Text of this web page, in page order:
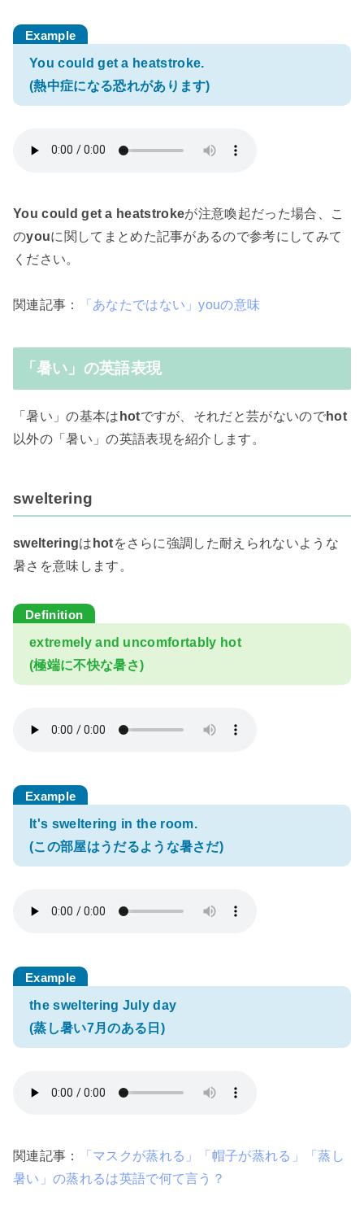
You could get a heatstroke.
(熱中症になる恐れがあります)
You could get a heatstrokeが注意喚起だった場合、こ
のyouに関してまとめた記事があるので参考にしてみて
ください。
関連記事： 「あなたではない」youの意味
「暑い」の英語表現
「暑い」の基本は hotですが、それだと芸がないのでhot
以外の「暑い」の英語表現を紹介します。
sweltering
swelteringは hotをさらに強調した耐えられないような
暑さを意味します。
extremely and uncomfortably hot
(極端に不快な暑さ)
It's sweltering in the room.
(この部屋はうだるような暑さだ)
the sweltering July day
(蒸し暑い7月のある日)
関連記事：
「マスクが蒸れる」「帽子が蒸れる」「蒸し
暑い」の蒸れるは英語で何て言う？